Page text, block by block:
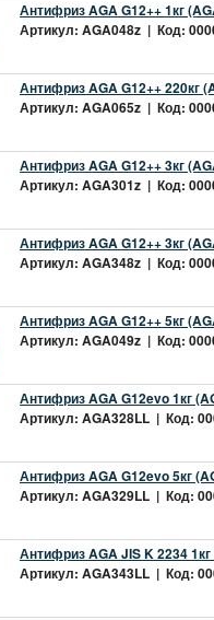
Антифриз AGA G12++ 1кг
Артикул: AGA048z | Код:
Антифриз AGA G12++ 220кг
Артикул: AGA065z | Код:
Антифриз AGA G12++ 3кг
Артикул: AGA301z | Код:
Антифриз AGA G12++ 3кг
Артикул: AGA348z | Код:
Антифриз AGA G12++ 5кг
Артикул: AGA049z | Код:
Антифриз AGA G12evo 1кг
Артикул: AGA328LL | Код:
Антифриз AGA G12evo 5кг
Артикул: AGA329LL | Код:
Антифриз AGA JIS K 2234
Артикул: AGA343LL | Код: